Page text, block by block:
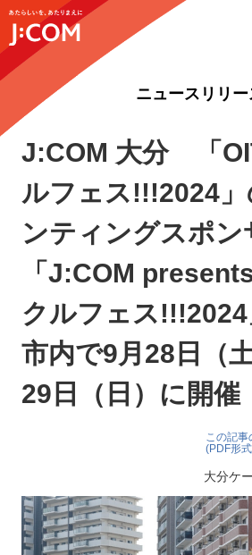
ニュースリリー
J:COM 大分 「
ルフェス!!!2024
ンティングスポン
「J:COM
クルフェス
市内で9月28日（
29日（日）に開催
この記事
(PDF形
大分ケ